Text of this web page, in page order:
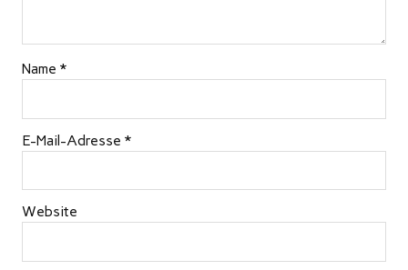
Name *
E-Mail-Adresse *
Website